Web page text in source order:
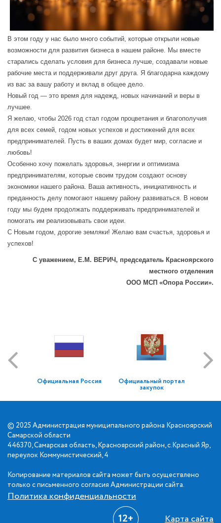
В этом году у нас было много событий, которые открыли новые
возможности для развития бизнеса в нашем районе. Мы вместе
старались сделать условия для бизнеса лучше, создавали новые
рабочие места и поддерживали друг друга. Я благодарна каждому
из вас за вашу работу и вклад в общее дело.
Новый год — это время для надежд, новых начинаний и веры в
лучшее.
Я желаю, чтобы 2026 год стал годом процветания и благополучия
для всех семей, годом новых успехов и достижений для всех
предпринимателей. Пусть в ваших домах будет мир, согласие и
любовь!
Особенно хочу пожелать здоровья, энергии и оптимизма
предпринимателям, которые своим трудом создают основу
экономики нашего района. Ваша активность, инициативность и
преданность делу помогают нашему району развиваться. В новом
году мы будем продолжать поддерживать предпринимателей и
помогать им реализовывать свои идеи.
С Новым годом, дорогие земляки! Желаю вам счастья, здоровья и
успехов!
С уважением, Е.М. ВЕРИЧ, председатель Красноярского
местного отделения
ООО МСП «Опора России».
Официальная Россия Официальный портал
закупок
© 2025 Администрация муниципального района Красноярский
Самарской области
446370, Самарская область, Красноярский район, с.Красный Яр,
переулок Коммунистический, 4
Копирование материалов сайта может быть осуществлено
только с письменного согласия Администрации сайта.
Политика конфиденциальности
12+ Карта сайта